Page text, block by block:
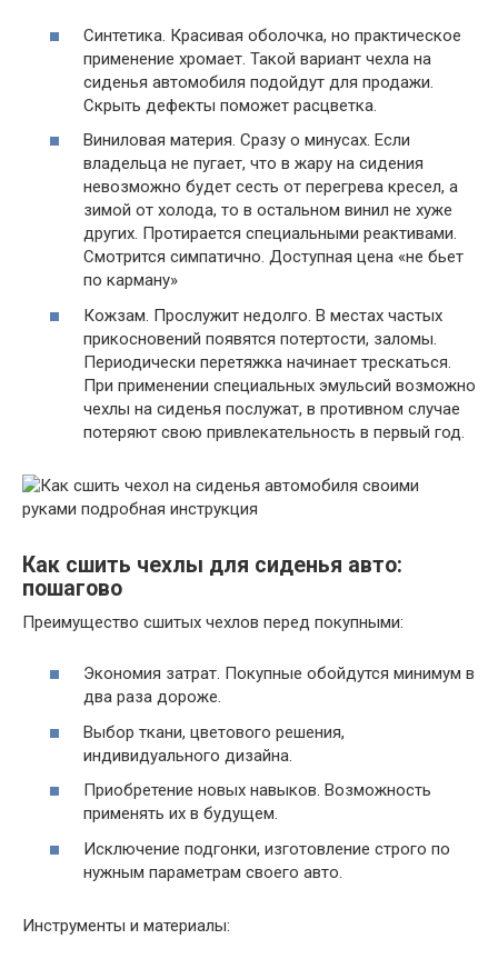
Синтетика. Красивая оболочка, но практическое
применение хромает. Такой вариант чехла на
сиденья автомобиля подойдут для продажи.
Скрыть дефекты поможет расцветка.
Виниловая материя. Сразу о минусах. Если
владельца не пугает, что в жару на сидения
невозможно будет сесть от перегрева кресел, а
зимой от холода, то в остальном винил не хуже
других. Протирается специальными реактивами.
Смотрится симпатично. Доступная цена «не бьет
по карману»
Кожзам. Прослужит недолго. В местах частых
прикосновений появятся потертости, заломы.
Периодически перетяжка начинает трескаться.
При применении специальных эмульсий возможно
чехлы на сиденья послужат, в противном случае
потеряют свою привлекательность в первый год.
Как сшить чехлы для сиденья авто:
пошагово
Преимущество сшитых чехлов перед покупными:
Экономия затрат. Покупные обойдутся минимум в
два раза дороже.
Выбор ткани, цветового решения,
индивидуального дизайна.
Приобретение новых навыков. Возможность
применять их в будущем.
Исключение подгонки, изготовление строго по
нужным параметрам своего авто.
Инструменты и материалы: